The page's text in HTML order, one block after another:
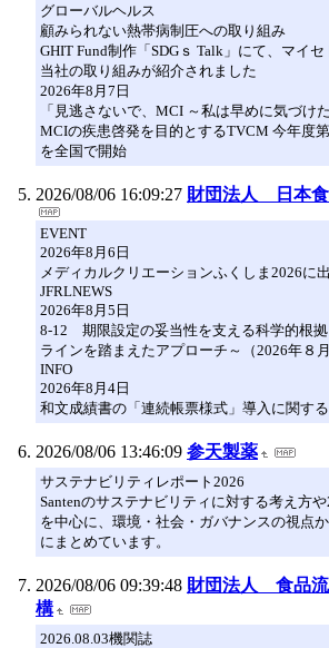
グローバルヘルス
顧みられない熱帯病制圧への取り組み
GHIT Fund制作「SDGｓ Talk」にて、マイ
当社の取り組みが紹介されました
2026年8月7日
「見逃さないで、MCI ～私は早めに気づけ
MCIの疾患啓発を目的とするTVCM 今年度
を全国で開始
2026/08/06 16:09:27 財団法人 日本
EVENT
2026年8月6日
メディカルクリエーションふくしま2026に
JFRLNEWS
2026年8月5日
8-12 期限設定の妥当性を支える科学的根
ラインを踏まえたアプローチ～（2026年８月
INFO
2026年8月4日
和文成績書の「連続帳票様式」導入に関す
2026/08/06 13:46:09 参天製薬
サステナビリティレポート2026
Santenのサステナビリティに対する考え方
を中心に、環境・社会・ガバナンスの視点
にまとめています。​
2026/08/06 09:39:48 財団法人 食品流
構
2026.08.03機関誌